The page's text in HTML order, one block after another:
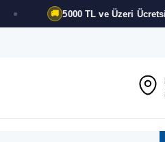
TL ve ÜzeriÜcretsiz Kargo FIRSATI